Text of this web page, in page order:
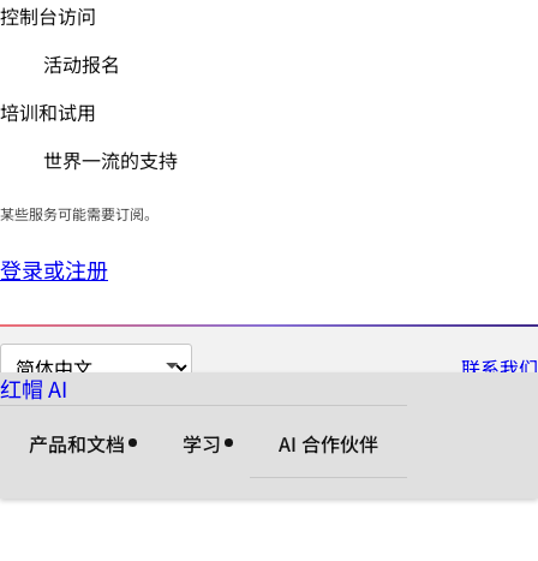
控制台访问
活动报名
培训和试用
世界一流的支持
某些服务可能需要订阅。
登录或注册
切
换
联系我们
红帽 AI
产品和文档 学习 AI 合作伙伴